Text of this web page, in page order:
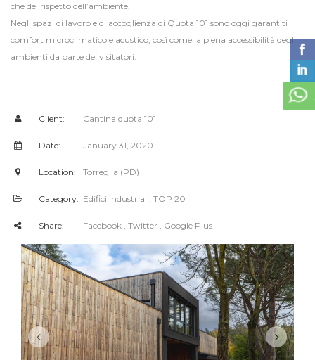
che del rispetto dell’ambiente.
Negli spazi di lavoro e di accoglienza di Quota 101 sono oggi garantiti
comfort microclimatico e acustico, così come la piena accessibilità degli
ambienti da parte dei visitatori.
Client: Cantina quota 101
Date: January 31, 2020
Location: Torreglia (PD)
Category: Edifici Industriali, TOP 20
Share: Facebook , Twitter , Google Plus